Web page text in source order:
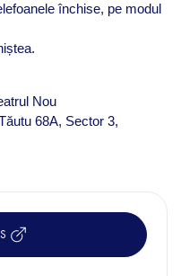
închise, pe modul
Nou
68A, Sector 3,